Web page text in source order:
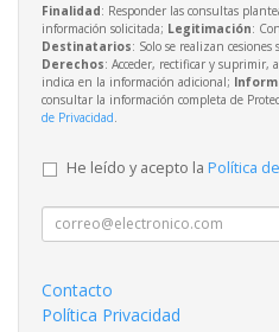
Finalidad: Responder las consultas
información solicitada; Legitimación:
Destinatarios: Solo se realizan
Derechos: Acceder, rectificar y suprimir,
indica en la información adicional;
consultar la información completa de
de Privacidad
He leído y acepto la Política
Contacto
Política Privacidad